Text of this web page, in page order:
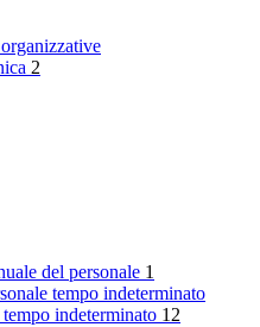
2
del personale 1
tempo indeterminato
indeterminato 12